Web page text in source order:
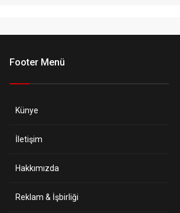
Footer Menü
Künye
İletişim
Hakkımızda
Reklam & İşbirliği